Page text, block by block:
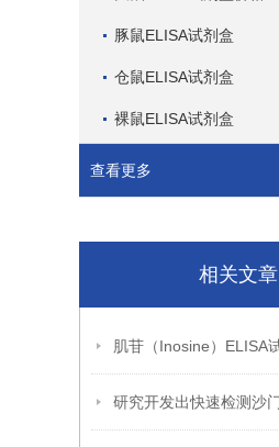
豚鼠ELISA试剂盒
仓鼠ELISA试剂盒
裸鼠ELISA试剂盒
查看更多
相关文章